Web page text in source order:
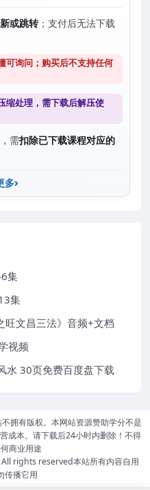
或跳转；支付后无法下载
可询问；购买后不支持任何
缩处理，需下载后解压使
需扣除已下载课程对应的
多
集
集
文昌三法》音频+文档
视频
水 30页免费百度盘下载
拥有版权。本网站资源赞助学分不是
成本。请下载后24小时内删除！不得
商业用途
All rights reserved本站所有内容自用
传播它用